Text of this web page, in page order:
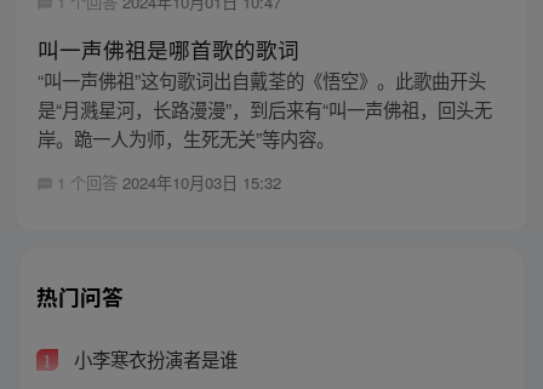
叫一声佛祖是哪首歌的歌词
“叫一声佛祖”这句歌词出自戴荃的《悟空》。此歌曲开头
是“月溅星河，长路漫漫”，到后来有“叫一声佛祖，回头无
岸。跪一人为师，生死无关”等内容。
1 个回答 2024年10月03日 15:32
热门问答
1 小李寒衣扮演者是谁